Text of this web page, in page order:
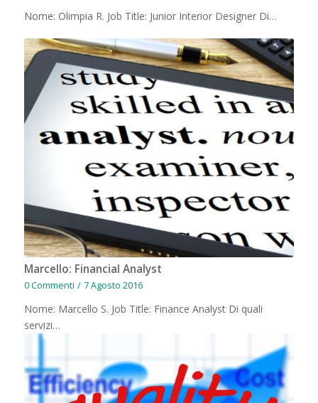
Nome: Olimpia R. Job Title: Junior Interior Designer Di…
Marcello: Financial Analyst
0 Commenti / 7 Agosto 2016
Nome: Marcello S. Job Title: Finance Analyst Di quali
servizi…